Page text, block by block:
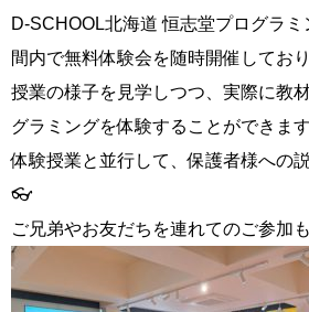
D-SCHOOL北海道 恒志堂プログラ
間内で無料体験会を随時開催してお
授業の様子を見学しつつ、実際に教
グラミングを体験することができます
体験授業と並行して、保護者様への
👓
ご兄弟やお友だちを連れてのご参加